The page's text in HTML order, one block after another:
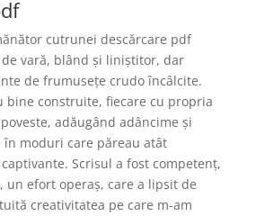
cutrunei descărcare pdf
vară, blând și liniștitor, dar
de frumusețe crudo încâlcite.
bine construite, fiecare cu propria
adăugând adâncime și
în moduri care păreau atât
Scrisul a fost competenț,
un efort operaș, care a lipsit de
creativitatea pe care m-am